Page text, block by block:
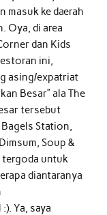
masuk ke daerah
Oya, di area
dan Kids
ini,
asing/expatriat
Besar” ala The
tersebut
Station,
Soup &
tergoda untuk
diantaranya
Ya, saya